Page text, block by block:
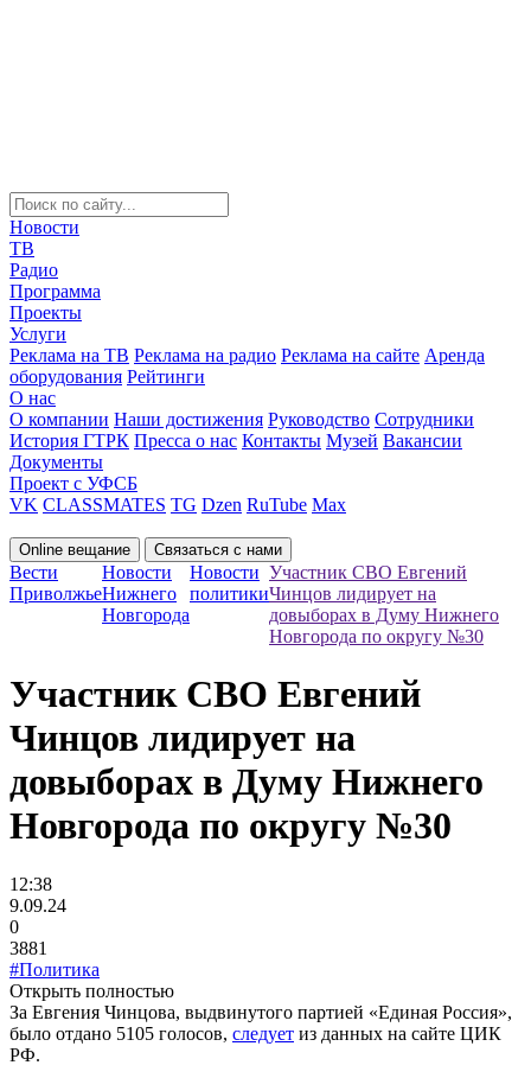
Новости
ТВ
Радио
Программа
Проекты
Услуги
Реклама на ТВ Реклама на радио Реклама на сайте Аренда
оборудования Рейтинги
О нас
О компании Наши достижения Руководство Сотрудники
История ГТРК Пресса о нас Контакты Музей Вакансии
Документы
Проект с УФСБ
VK CLASSMATES TG Dzen RuTube Max
Online вещание Связаться с нами
Вести
Приволжье
Новости
Нижнего
Новгорода
Новости
политики
Участник СВО Евгений
Чинцов лидирует на
довыборах в Думу Нижнего
Новгорода по округу №30
Участник СВО Евгений
Чинцов лидирует на
довыборах в Думу Нижнего
Новгорода по округу №30
12:38
9.09.24
0
3881
#Политика
Открыть полностью
За Евгения Чинцова, выдвинутого партией «Единая Россия»,
было отдано 5105 голосов, следует из данных на сайте ЦИК
РФ.